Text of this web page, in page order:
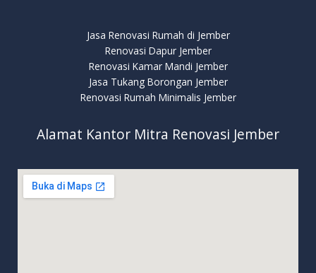
Jasa Renovasi Rumah di Jember
Renovasi Dapur Jember
Renovasi Kamar Mandi Jember
Jasa Tukang Borongan Jember
Renovasi Rumah Minimalis Jember
Alamat Kantor Mitra Renovasi Jember